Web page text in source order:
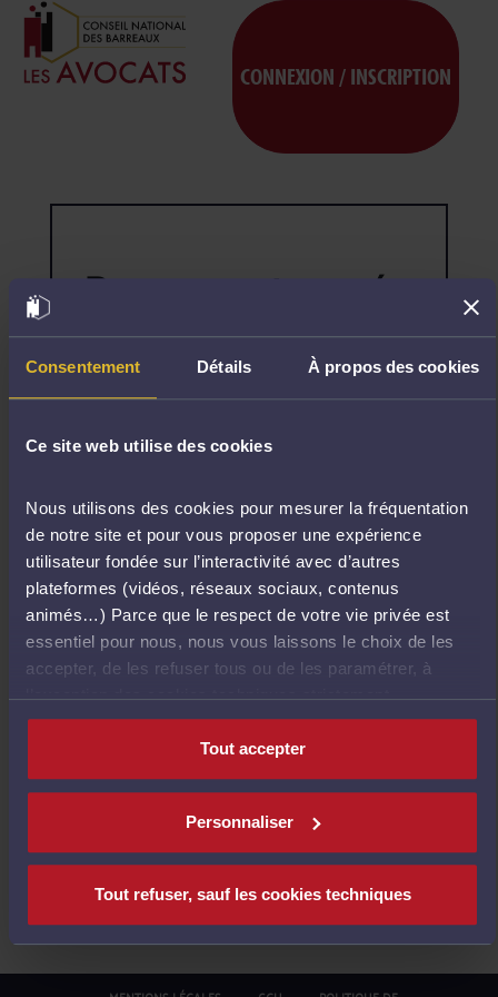
Consentement Détails À propos des cookies
Ce site web utilise des cookies
Nous utilisons des cookies pour mesurer la fréquentation
de notre site et pour vous proposer une expérience
utilisateur fondée sur l’interactivité avec d’autres
plateformes (vidéos, réseaux sociaux, contenus
animés…) Parce que le respect de votre vie privée est
essentiel pour nous, nous vous laissons le choix de les
accepter, de les refuser tous ou de les paramétrer, à
l’exception des cookies techniques strictement
nécessaires au fonctionnement du site.
Tout accepter
Personnaliser
Tout refuser, sauf les cookies techniques
CONNEXION / INSCRIPTION
Page non trouvée
la
page
pas.
E
T
O
U
R
À
L
'
C
I